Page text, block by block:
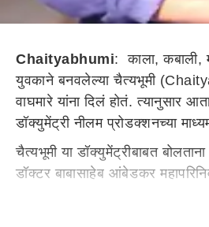
Chaityabhumi: काला, कबाली,
युवकाने बनवलेल्या चैत्यभूमी
वाघमारे यांना दिलं होतं. त्यानुसार
डॉक्युमेंट्री नीलम प्रोडक्शनच्या
चैत्यभूमी या डॉक्युमेंट्रीबाबत
डॉक्टर बाबासाहेब आंबेडकर